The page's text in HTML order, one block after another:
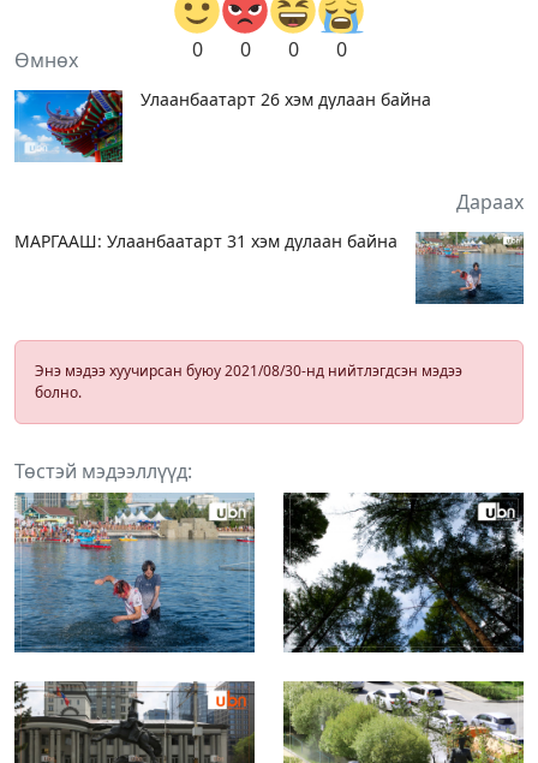
0 0 0 0
Өмнөх
Улаанбаатарт 26 хэм дулаан байна
Дараах
МАРГААШ: Улаанбаатарт 31 хэм дулаан байна
Энэ мэдээ хуучирсан буюу 2021/08/30-нд нийтлэгдсэн мэдээ
болно.
Төстэй мэдээллүүд: